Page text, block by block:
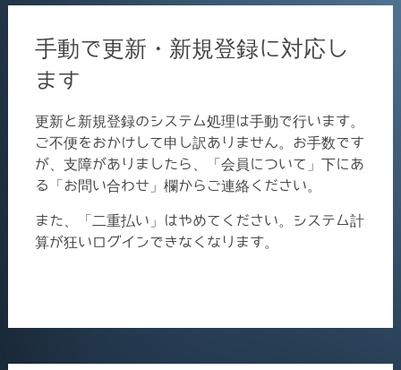
手動で更新・新規登録に対応し
ます
更新と新規登録のシステム処理は手動で行います。
ご不便をおかけして申し訳ありません。お手数です
が、支障がありましたら、「会員について」下にあ
る「お問い合わせ」欄からご連絡ください。
また、「二重払い」はやめてください。システム計
算が狂いログインできなくなります。